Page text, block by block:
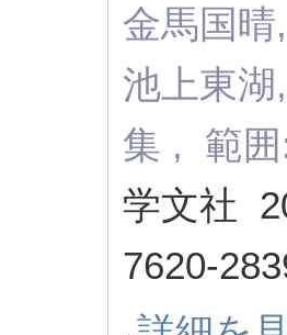
金馬国
池上東
集 , 範囲
学文社
7620-